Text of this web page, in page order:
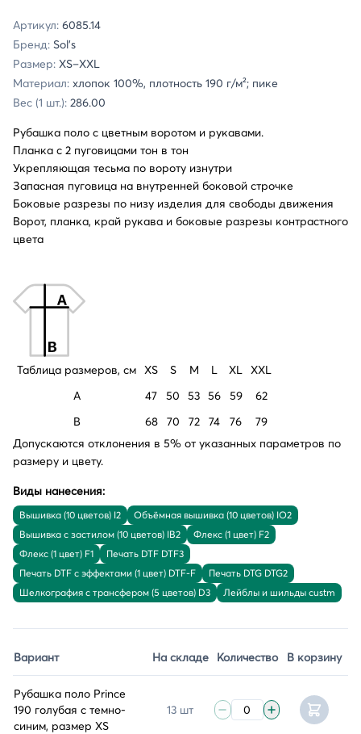
Артикул: 6085.14
Бренд: Sol's
Размер: XS–XXL
Материал: хлопок 100%, плотность 190 г/м²; пике
Вес (1 шт.): 286.00
Рубашка поло с цветным воротом и рукавами.
Планка с 2 пуговицами тон в тон
Укрепляющая тесьма по вороту изнутри
Запасная пуговица на внутренней боковой строчке
Боковые разрезы по низу изделия для свободы движения
Ворот, планка, край рукава и боковые разрезы контрастного
цвета
Таблица размеров, см XS S M L XL XXL
A
47 50 53 56 59
62
B
68 70 72 74 76
79
Допускаются отклонения в 5% от указанных параметров по
размеру и цвету.
Виды нанесения:
Вышивка (10 цветов) I2
Объёмная вышивка (10 цветов) IO2
Вышивка с застилом (10 цветов) IB2
Флекс (1 цвет) F2
Флекс (1 цвет) F1
Печать DTF DTF3
Печать DTF с эффектами (1 цвет) DTF-F
Печать DTG DTG2
Шелкография с трансфером (5 цветов) D3
Лейблы и шильды custm
Вариант На складе Количество В корзину
Рубашка поло Prince
190 голубая с темно-
синим, размер XS
13 шт